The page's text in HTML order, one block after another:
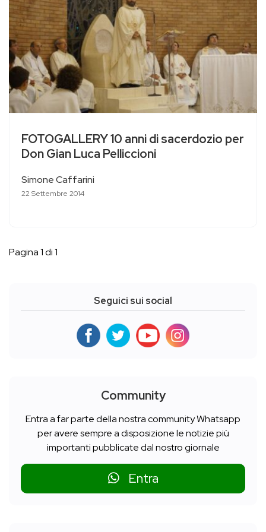
FOTOGALLERY 10 anni di sacerdozio per
Don Gian Luca Pelliccioni
Simone Caffarini
22 Settembre 2014
Pagina 1 di 1
Seguici sui social
Community
Entra a far parte della nostra community Whatsapp
per avere sempre a disposizione le notizie più
importanti pubblicate dal nostro giornale
Entra